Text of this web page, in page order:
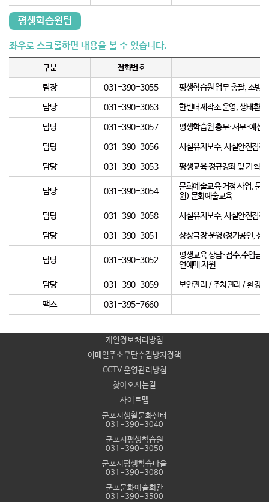
평생학습원팀
구분 전화번호
팀장 031-390-3055 평생학습원 업무 총괄, 소방
담당 031-390-3063 한번더제작소 운영, 생태환
담당 031-390-3057 평생학습원 총무·서무·예산,
담당 031-390-3056 시설유지보수, 시설안전점
담당 031-390-3053 평생교육 정규강좌 및 기획
담당 031-390-3054
문화예술교육 거점 사업, 문
원) 문화예술교육
담당 031-390-3058 시설유지보수, 시설안전점검
담당 031-390-3051 상상극장 운영(정기공연, 상
담당 031-390-3052
평생교육 상담·접수,수입금
연예매 지원
담당 031-390-3059 보안관리 / 주차관리 / 환경미
팩스 031-395-7660
개인정보처리방침
이메일주소무단수집방지정책
CCTV 운영관리방침
찾아오시는길
사이트맵
군포시생활문화센터
031-390-3040
군포시평생학습원
031-390-3050
군포시평생학습마을
031-390-3080
군포문화예술회관
031-390-3500